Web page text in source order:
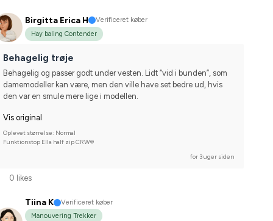
Birgitta Erica H
Verificeret køber
Hay baling Contender
Behagelig trøje
Behagelig og passer godt under vesten. Lidt “vid i bunden”, som
damemodeller kan være, men den ville have set bedre ud, hvis
den var en smule mere lige i modellen.
Vis original
Oplevet størrelse: Normal
Funktionstop Ella half zip CRW®
for 3 uger siden
0 likes
Tiina K
Verificeret køber
Manouvering Trekker